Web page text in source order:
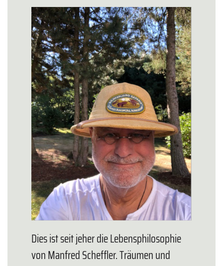
Dies ist seit jeher die Lebensphilosophie
von Manfred Scheffler. Träumen und